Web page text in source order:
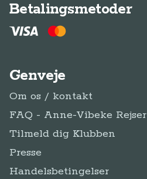
Betalingsmetoder
Genveje
Om os / kontakt
FAQ - Anne-Vibeke Rejser
Tilmeld dig Klubben
Presse
Handelsbetingelser